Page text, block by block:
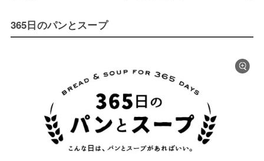
365日のパンとスープ